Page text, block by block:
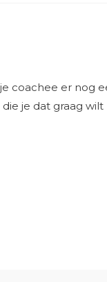
coachee er nog
je dat graag